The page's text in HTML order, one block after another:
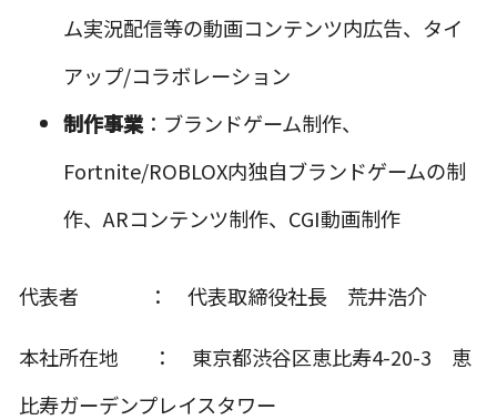
ム実況配信等の動画コンテンツ内広告、タイ
アップ/コラボレーション
制作事業 ：ブランドゲーム制作、
Fortnite/ROBLOX内独自ブランドゲームの制
作、ARコンテンツ制作、CGI動画制作
代表者 ： 代表取締役社長 荒井浩介
本社所在地 ： 東京都渋谷区恵比寿4-20-3 恵
比寿ガーデンプレイスタワー